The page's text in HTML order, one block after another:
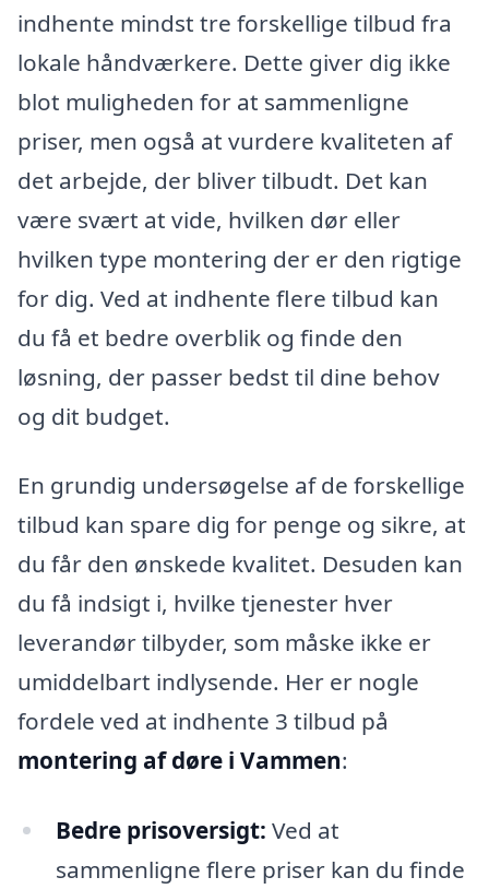
indhente mindst tre forskellige tilbud fra
lokale håndværkere. Dette giver dig ikke
blot muligheden for at sammenligne
priser, men også at vurdere kvaliteten af
det arbejde, der bliver tilbudt. Det kan
være svært at vide, hvilken dør eller
hvilken type montering der er den rigtige
for dig. Ved at indhente flere tilbud kan
du få et bedre overblik og finde den
løsning, der passer bedst til dine behov
og dit budget.
En grundig undersøgelse af de forskellige
tilbud kan spare dig for penge og sikre, at
du får den ønskede kvalitet. Desuden kan
du få indsigt i, hvilke tjenester hver
leverandør tilbyder, som måske ikke er
umiddelbart indlysende. Her er nogle
fordele ved at indhente 3 tilbud på
montering af døre i Vammen:
Bedre prisoversigt: Ved at
sammenligne flere priser kan du finde